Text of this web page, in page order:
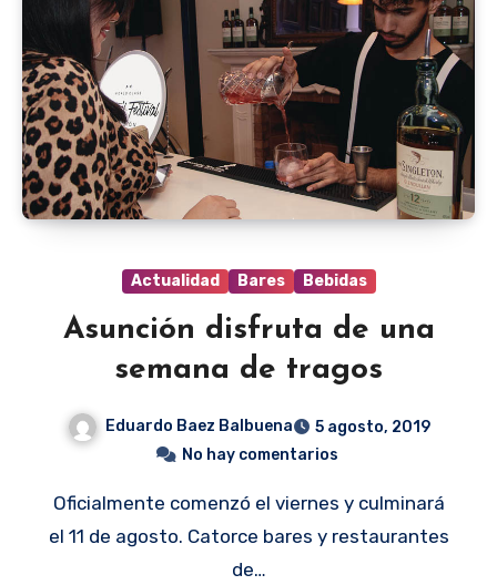
Actualidad Bares Bebidas
Asunción disfruta de una
semana de tragos
Eduardo Baez Balbuena
5 agosto, 2019
No hay comentarios
Oficialmente comenzó el viernes y culminará
el 11 de agosto. Catorce bares y restaurantes
de…